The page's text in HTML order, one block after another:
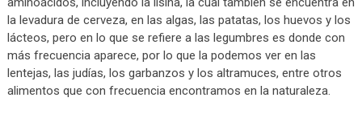
la levadura de cerveza, en las algas, las patatas, los huevos y los
lácteos, pero en lo que se refiere a las legumbres es donde con
más frecuencia aparece, por lo que la podemos ver en las
lentejas, las judías, los garbanzos y los altramuces, entre otros
alimentos que con frecuencia encontramos en la naturaleza.